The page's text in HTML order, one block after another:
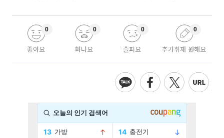
좋아요
0
화나요
0
슬퍼요
0
추가취재 원해요
0